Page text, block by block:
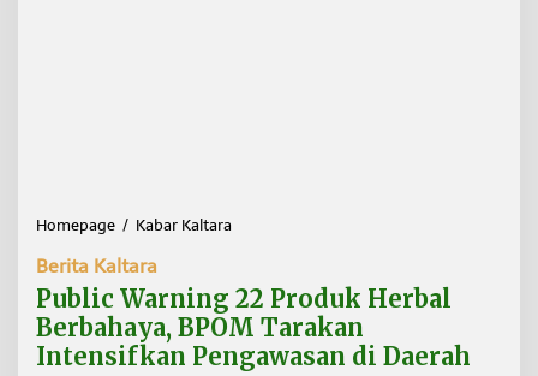
Homepage / Kabar Kaltara
c
W
Berita Kaltara
Public Warning 22 Produk Herbal
Berbahaya, BPOM Tarakan
Intensifkan Pengawasan di Daerah